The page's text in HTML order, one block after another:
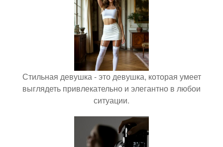
Стильная девушка - это девушка, которая умеет
выглядеть привлекательно и элегантно в любои
ситуации.